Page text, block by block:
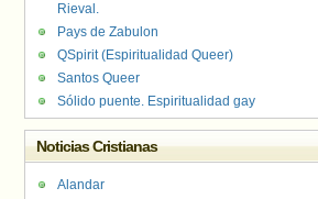
Rieval.
Pays de Zabulon
QSpirit (Espiritualidad Queer)
Santos Queer
Sólido puente. Espiritualidad gay
Noticias Cristianas
Alandar